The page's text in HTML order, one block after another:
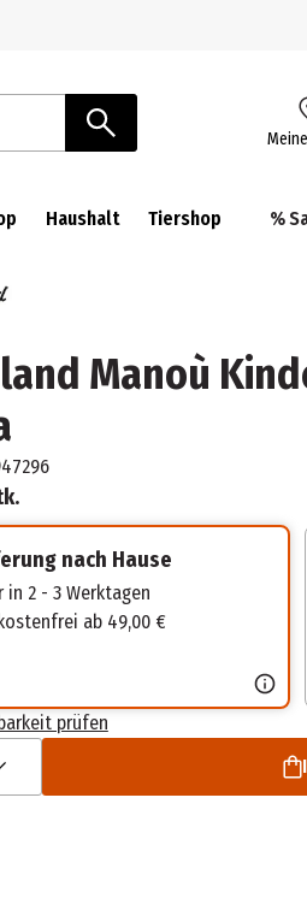
Haushalt Tiershop %
Manoù
nach Hause
in 2 - 3 Werktagen
ab 49,00 €
prüfen